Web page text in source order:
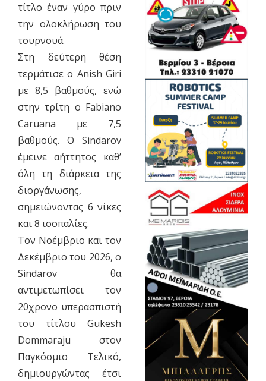
τίτλο έναν γύρο πριν
την ολοκλήρωση του
τουρνουά.
​Στη δεύτερη θέση
τερμάτισε ο Anish Giri
με 8,5 βαθμούς, ενώ
στην τρίτη ο Fabiano
Caruana με 7,5
βαθμούς. Ο Sindarov
έμεινε αήττητος καθ’
όλη τη διάρκεια της
διοργάνωσης,
σημειώνοντας 6 νίκες
και 8 ισοπαλίες.
​Τον Νοέμβριο και τον
Δεκέμβριο του 2026, ο
Sindarov θα
αντιμετωπίσει τον
20χρονο υπερασπιστή
του τίτλου Gukesh
Dommaraju στον
Παγκόσμιο Τελικό,
δημιουργώντας έτσι